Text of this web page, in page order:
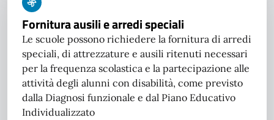
Fornitura ausili e arredi speciali
Le scuole possono richiedere la fornitura di arredi
speciali, di attrezzature e ausili ritenuti necessari
per la frequenza scolastica e la partecipazione alle
attività degli alunni con disabilità, come previsto
dalla Diagnosi funzionale e dal Piano Educativo
Individualizzato